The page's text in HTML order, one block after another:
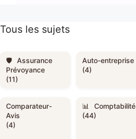
Tous les sujets
Assurance
Prévoyance
(11)
Auto-entreprise
(4)
Comparateur-
Avis
(4)
Comptabilité
(44)